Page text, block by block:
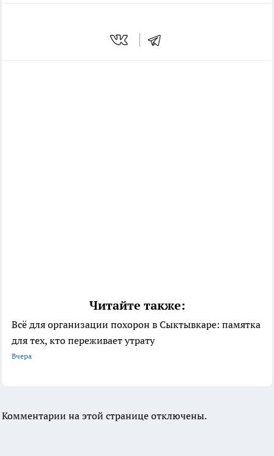
Читайте также:
Всё для организации похорон в Сыктывкаре: памятка
для тех, кто переживает утрату
Вчера
Комментарии на этой странице отключены.